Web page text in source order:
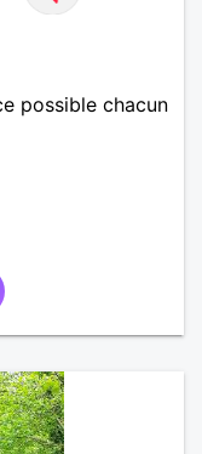
possible chacun